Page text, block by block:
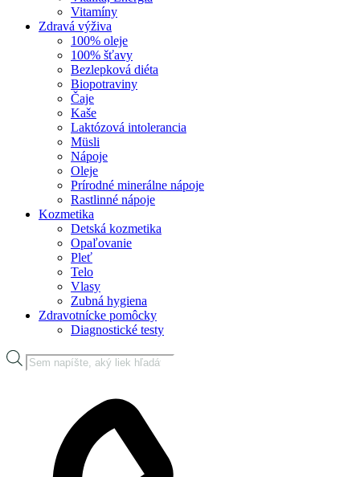
Vitamíny
Zdravá výživa
100% oleje
100% šťavy
Bezlepková diéta
Biopotraviny
Čaje
Kaše
Laktózová intolerancia
Müsli
Nápoje
Oleje
Prírodné minerálne nápoje
Rastlinné nápoje
Kozmetika
Detská kozmetika
Opaľovanie
Pleť
Telo
Vlasy
Zubná hygiena
Zdravotnícke pomôcky
Diagnostické testy
Products
search